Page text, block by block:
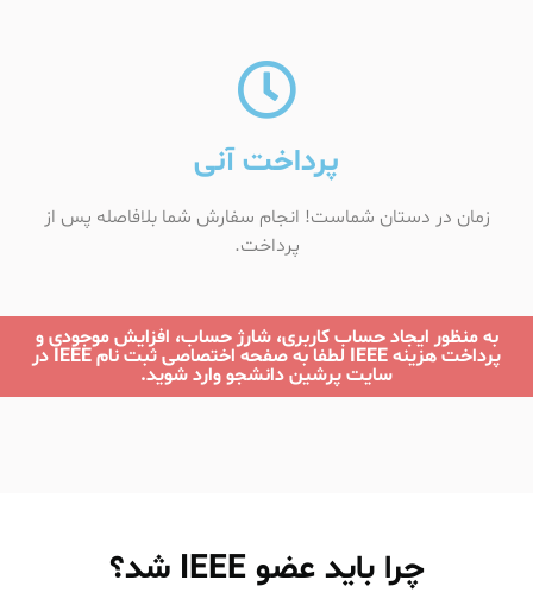
پرداخت آنی
زمان در دستان شماست! انجام سفارش شما بلافاصله پس از
پرداخت.
به منظور ایجاد حساب کاربری، شارژ حساب، افزایش موجودی و
پرداخت هزینه IEEE لطفا به صفحه اختصاصی ثبت نام IEEE در
سایت پرشین دانشجو وارد شوید.
چرا باید عضو IEEE شد؟